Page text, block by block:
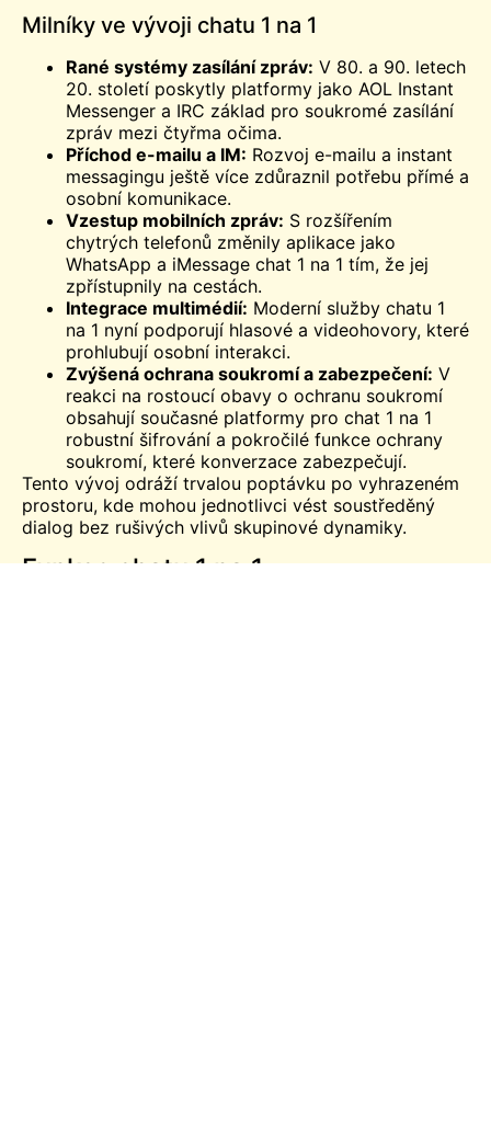
Milníky ve vývoji chatu 1 na 1
Rané systémy zasílání zpráv: V 80. a 90. letech
20. století poskytly platformy jako AOL Instant
Messenger a IRC základ pro soukromé zasílání
zpráv mezi čtyřma očima.
Příchod e-mailu a IM: Rozvoj e-mailu a instant
messagingu ještě více zdůraznil potřebu přímé a
osobní komunikace.
Vzestup mobilních zpráv: S rozšířením
chytrých telefonů změnily aplikace jako
WhatsApp a iMessage chat 1 na 1 tím, že jej
zpřístupnily na cestách.
Integrace multimédií: Moderní služby chatu 1
na 1 nyní podporují hlasové a videohovory, které
prohlubují osobní interakci.
Zvýšená ochrana soukromí a zabezpečení: V
reakci na rostoucí obavy o ochranu soukromí
obsahují současné platformy pro chat 1 na 1
robustní šifrování a pokročilé funkce ochrany
soukromí, které konverzace zabezpečují.
Tento vývoj odráží trvalou poptávku po vyhrazeném
prostoru, kde mohou jednotlivci vést soustředěný
dialog bez rušivých vlivů skupinové dynamiky.
Funkce chatu 1 na 1